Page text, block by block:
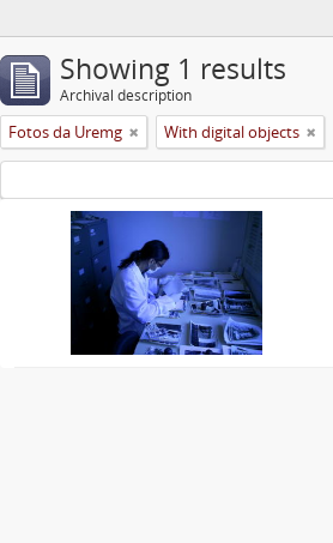
Showing 1 results
Archival description
Fotos da Uremg With digital objects